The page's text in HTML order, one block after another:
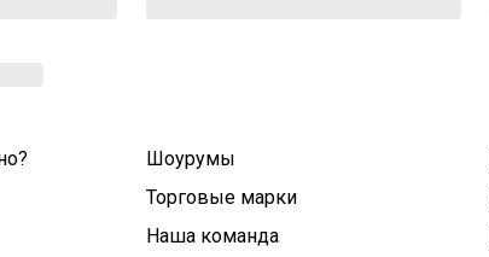
Шоурумы
Торговые марки
Наша команда